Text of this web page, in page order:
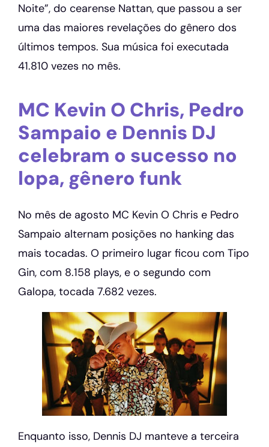
Noite”, do cearense Nattan, que passou a ser
uma das maiores revelações do gênero dos
últimos tempos. Sua música foi executada
41.810 vezes no mês.
MC Kevin O Chris, Pedro
Sampaio e Dennis DJ
celebram o sucesso no
lopa, gênero funk
No mês de agosto MC Kevin O Chris e Pedro
Sampaio alternam posições no hanking das
mais tocadas. O primeiro lugar ficou com Tipo
Gin, com 8.158 plays, e o segundo com
Galopa, tocada 7.682 vezes.
Enquanto isso, Dennis DJ manteve a terceira